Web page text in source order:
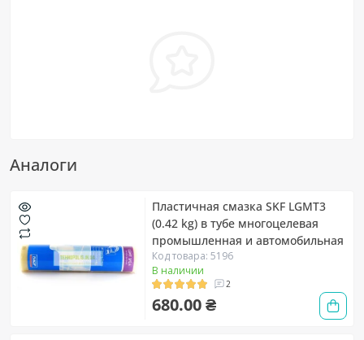
Аналоги
Пластичная смазка SKF LGMT3
(0.42 kg) в тубе многоцелевая
промышленная и автомобильная
Код товара: 5196
В наличии
2
680.00 ₴